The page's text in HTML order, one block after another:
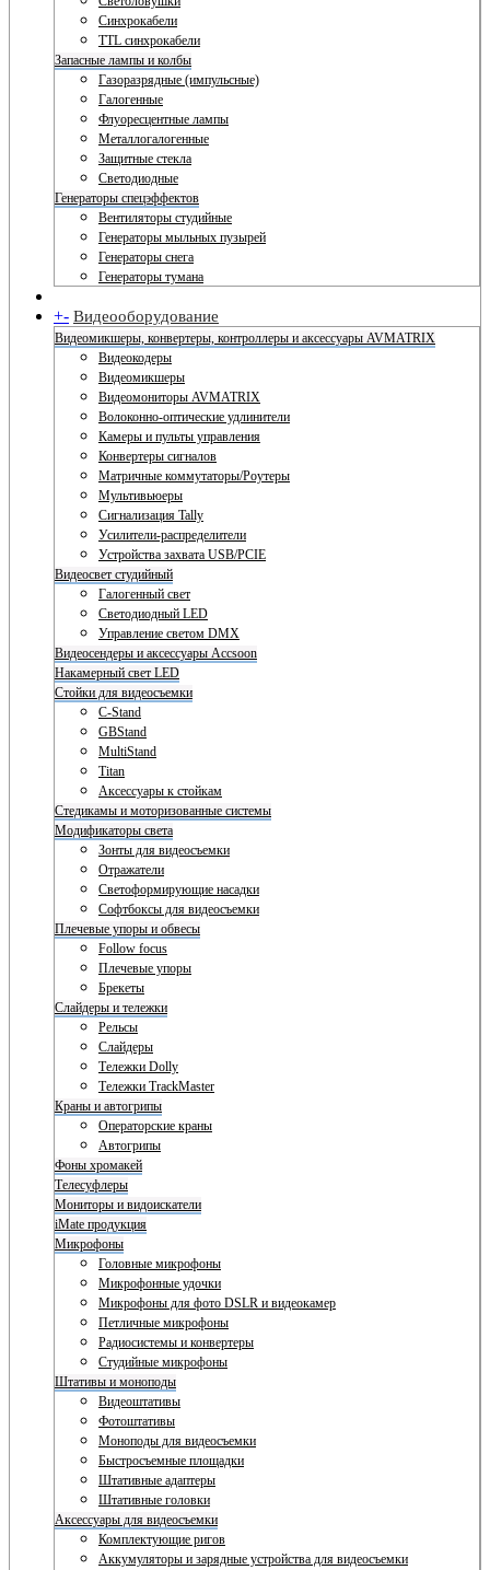
Синхрокабели
TTL синхрокабели
Запасные лампы и колбы
Газоразрядные (импульсные)
Галогенные
Флуоресцентные лампы
Металлогалогенные
Защитные стекла
Светодиодные
Генераторы спецэффектов
Вентиляторы студийные
Генераторы мыльных пузырей
Генераторы снега
Генераторы тумана
+- Видеооборудование
Видеомикшеры, конвертеры, контроллеры и аксессуары AVMATRIX
Видеокодеры
Видеомикшеры
Видеомониторы AVMATRIX
Волоконно-оптические удлинители
Камеры и пульты управления
Конвертеры сигналов
Матричные коммутаторы/Роутеры
Мультивьюеры
Сигнализация Tally
Усилители-распределители
Устройства захвата USB/PCIE
Видеосвет студийный
Галогенный свет
Светодиодный LED
Управление светом DMX
Видеосендеры и аксессуары Accsoon
Накамерный свет LED
Стойки для видеосъемки
C-Stand
GBStand
MultiStand
Titan
Аксессуары к стойкам
Стедикамы и моторизованные системы
Модификаторы света
Зонты для видеосъемки
Отражатели
Светоформирующие насадки
Софтбоксы для видеосъемки
Плечевые упоры и обвесы
Follow focus
Плечевые упоры
Брекеты
Слайдеры и тележки
Рельсы
Слайдеры
Тележки Dolly
Тележки TrackMaster
Краны и автогрипы
Операторские краны
Автогрипы
Фоны хромакей
Телесуфлеры
Мониторы и видоискатели
iMate продукция
Микрофоны
Головные микрофоны
Микрофонные удочки
Микрофоны для фото DSLR и видеокамер
Петличные микрофоны
Радиосистемы и конвертеры
Студийные микрофоны
Штативы и моноподы
Видеоштативы
Фотоштативы
Моноподы для видеосъемки
Быстросъемные площадки
Штативные адаптеры
Штативные головки
Аксессуары для видеосъемки
Комплектующие ригов
Аккумуляторы и зарядные устройства для видеосъемки